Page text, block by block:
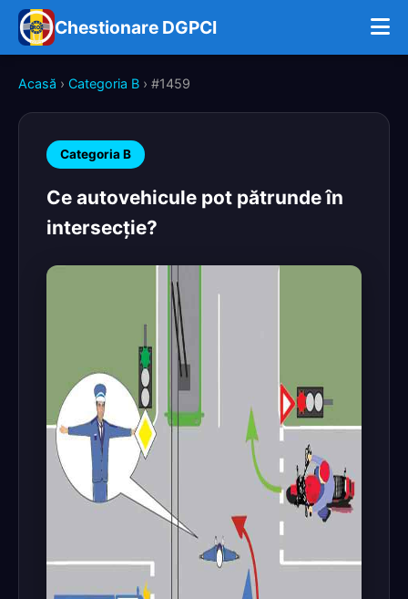
Chestionare DGPCI
Acasă › Categoria B › #1459
Categoria B
Ce autovehicule pot pătrunde în
intersecţie?